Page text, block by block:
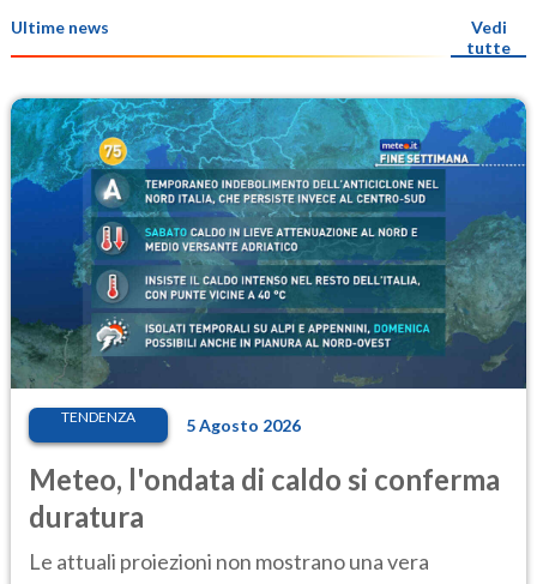
Ultime news
Vedi
tutte
TENDENZA 5 Agosto 2026
Meteo, l'ondata di caldo si conferma
duratura
Le attuali proiezioni non mostrano una vera